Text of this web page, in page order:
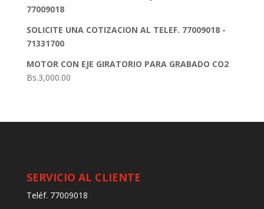
77009018
SOLICITE UNA COTIZACION AL TELEF. 77009018 -
71331700
MOTOR CON EJE GIRATORIO PARA GRABADO CO2
Bs.3,000.00
SERVICIO AL CLIENTE
Teléf. 77009018